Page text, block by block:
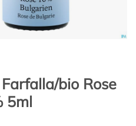
bio Rose
5ml